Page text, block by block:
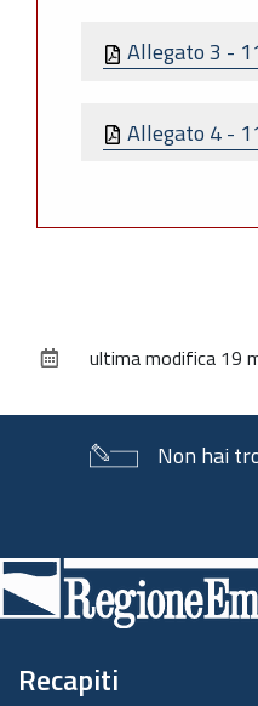
Allegato 3 -
Allegato 4 -
documentoultima modifica 19
Non hai
di
pagina
Recapiti